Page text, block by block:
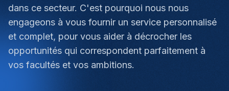
dans ce secteur. C'est pourquoi nous nous
engageons à vous fournir un service personnalisé
et complet, pour vous aider à décrocher les
opportunités qui correspondent parfaitement à
vos facultés et vos ambitions.